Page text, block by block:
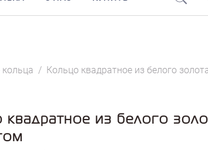
/ Кольцо квадратное из белого
квадратное из белого